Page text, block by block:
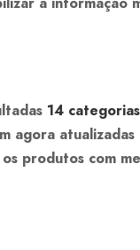
14 categorias
atualizadas
produtos com